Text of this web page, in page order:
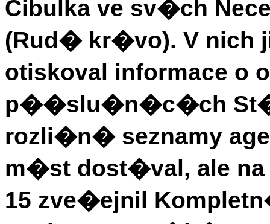
Cibulka ve sv�ch
(Rud� kr�vo). V
otiskoval informace o
p��slu�n�c�ch
rozli�n� seznamy
m�st dost�val, ale
15 zve�ejnil